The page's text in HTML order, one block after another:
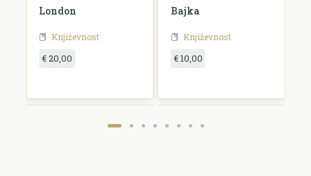
London
Književnost
€ 20,00
Bajka
Književnost
€ 10,00